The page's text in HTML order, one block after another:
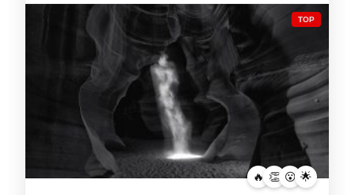
TOP
🔥 👏 😮 🌟